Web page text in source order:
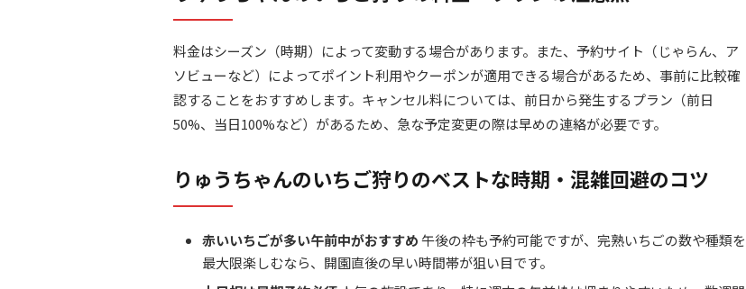
料金はシーズン（時期）によって変動する場合があります。また、予約サイト（じゃらん、ア
ソビューなど）によってポイント利用やクーポンが適用できる場合があるため、事前に比較確
認することをおすすめします。キャンセル料については、前日から発生するプラン（前日
50%、当日100%など）があるため、急な予定変更の際は早めの連絡が必要です。
りゅうちゃんのいちご狩りのベストな時期・混雑回避のコツ
赤いいちごが多い午前中がおすすめ午後の枠も予約可能ですが、完熟いちごの数や種類を
最大限楽しむなら、開園直後の早い時間帯が狙い目です。